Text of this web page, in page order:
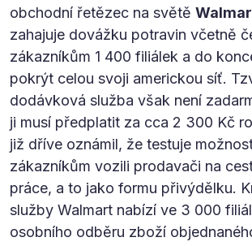
obchodní řetězec na světě
zahajuje dovážku potravin včetně
zákazníkům 1 400 filiálek a do
pokrýt celou svoji americkou síť.
dodávková služba však není
ji musí předplatit za cca 2 300 Kč
již dříve oznámil, že testuje
zákazníkům vozili prodavači na
práce, a to jako formu přivýdělku.
služby Walmart nabízí ve 3 000
osobního odběru zboží